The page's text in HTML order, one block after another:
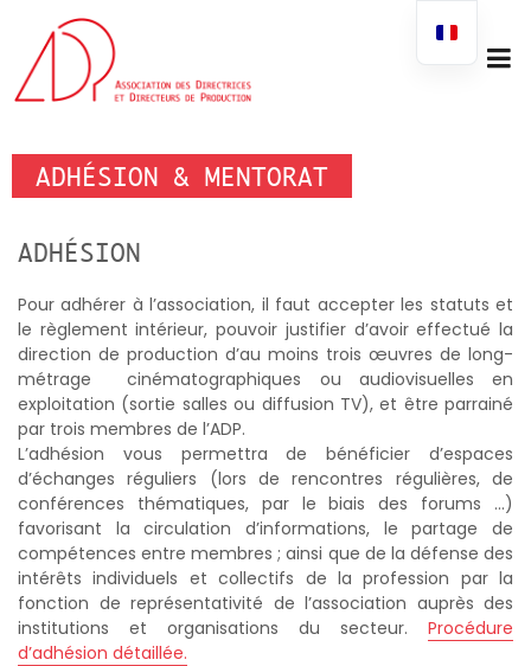
ADHÉSION & MENTORAT
ADHÉSION
Pour adhérer à l’association, il faut accepter les statuts et
le règlement intérieur, pouvoir justifier d’avoir effectué la
direction de production d’au moins trois œuvres de long-
métrage
cinématographiques ou audiovisuelles en
exploitation (sortie salles ou diffusion TV), et être parrainé
par trois membres de l’ADP.
L’adhésion vous permettra de bénéficier d’espaces
d’échanges réguliers (lors de rencontres régulières, de
conférences thématiques, par le biais des forums …)
favorisant la circulation d’informations, le partage de
compétences entre membres ; ainsi que de la défense des
intérêts individuels et collectifs de la profession par la
fonction de représentativité de l’association auprès des
institutions et organisations du secteur. Procédure
d’adhésion détaillée.